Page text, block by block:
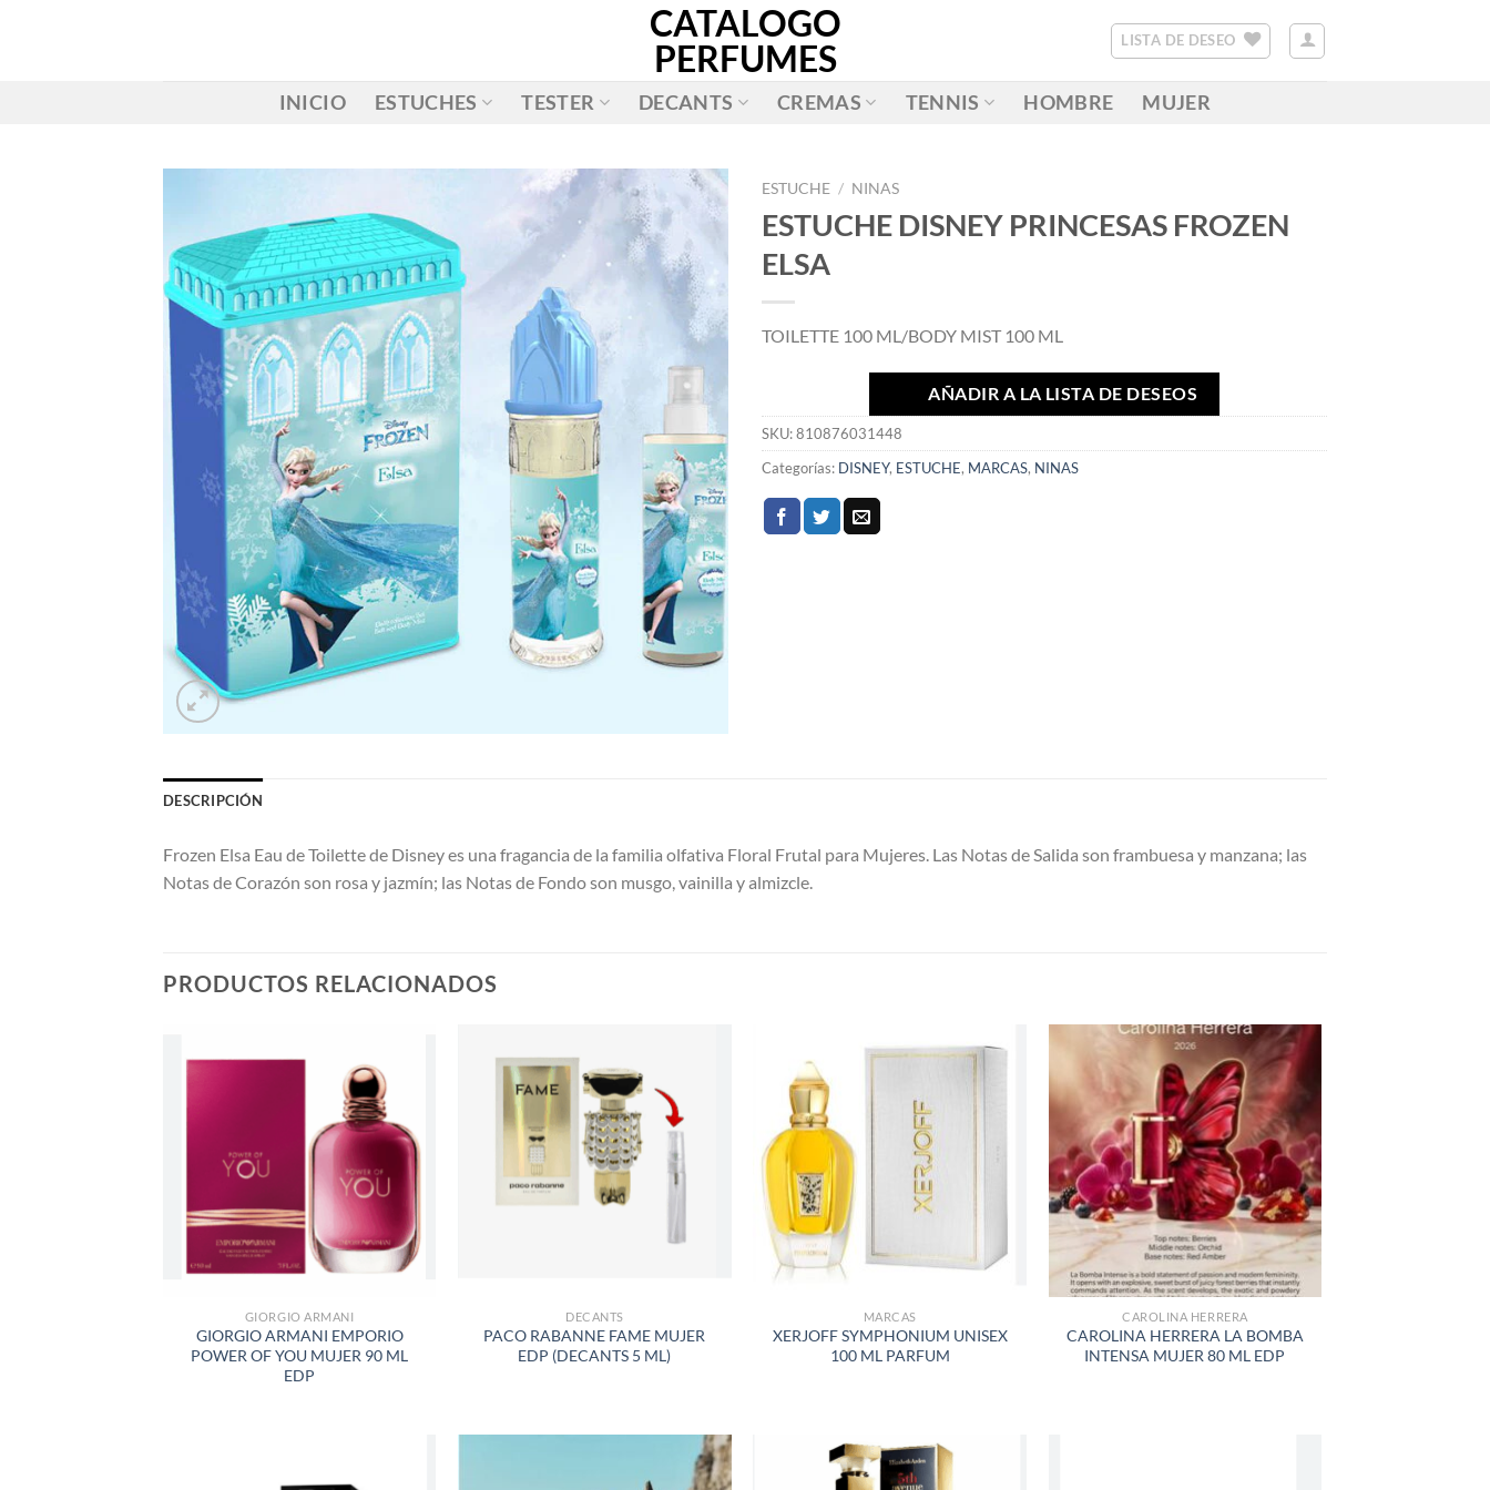
CATALOGO
PERFUMES
LISTA DE DESEO
INICIO ESTUCHES TESTER DECANTS CREMAS TENNIS HOMBRE MUJER
AÑADIR
A LA
ESTUCHE / NINAS
ESTUCHE DISNEY PRINCESAS FROZEN
ELSA
TOILETTE 100 ML/BODY MIST 100 ML
AÑADIR A LA LISTA DE DESEOS
SKU:810876031448
Categorías: DISNEY, ESTUCHE, MARCAS, NINAS
DESCRIPCIÓN
Frozen Elsa Eau de Toilette de Disney es una fragancia de la familia olfativa Floral Frutal para Mujeres. Las Notas de Salida son frambuesa y manzana; las
Notas de Corazón son rosa y jazmín; las Notas de Fondo son musgo, vainilla y almizcle.
PRODUCTOS RELACIONADOS
AÑADIR
A LA
LISTA
DE
GIORGIO ARMANI
GIORGIO ARMANI EMPORIO
POWER OF YOU MUJER 90 ML
EDP
AÑADIR
A LA
LISTA
DESEOS
DECANTS
PACO RABANNE FAME MUJER
EDP (DECANTS 5 ML)
MARCAS
XERJOFF SYMPHONIUM UNISEX
100 ML PARFUM
AÑADIR
A LA
LISTA
DE
DESEOS
CAROLINA HERRERA
CAROLINA HERRERA LA BOMBA
INTENSA MUJER 80 ML EDP